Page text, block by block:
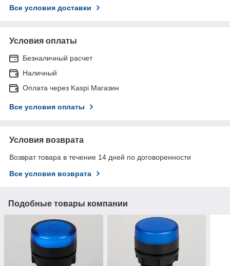
Все условия доставки
Условия оплаты
Безналичный расчет
Наличный
Оплата через Kaspi Магазин
Все условия оплаты
Условия возврата
Возврат товара в течение 14 дней по договоренности
Все условия возврата
Подобные товары компании